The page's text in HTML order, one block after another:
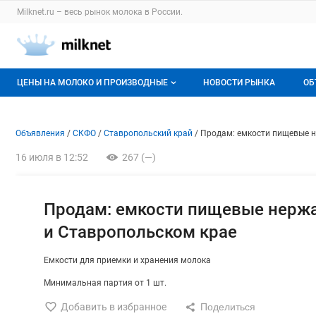
Раздел навигации по сайту milknet.ru
Milknet.ru – весь рынок молока в России.
Авторизация и меню пользователя
Навигация по разделам сайта milknet.ru
ЦЕНЫ НА МОЛОКО И ПРОИЗВОДНЫЕ
Динамика цен
Отзывы
НОВОСТИ РЫНКА
Объявление: Продам:
Информация о объявлении
Навигация и управление
Объявления СКФО Ставропольский край Продам: емкости пищевые
16 июля в 12:52 267 (—)
Продам: емкости пищевые
и Ставропольском крае
Емкости для приемки и хранения молока
Минимальная партия от 1 шт.
Добавить в избранное